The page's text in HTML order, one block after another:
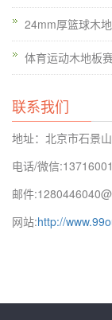
24mm厚篮球木
体育运动木地板
联系我们
地址：北京市石景
电话/微信
邮件
网站:http://